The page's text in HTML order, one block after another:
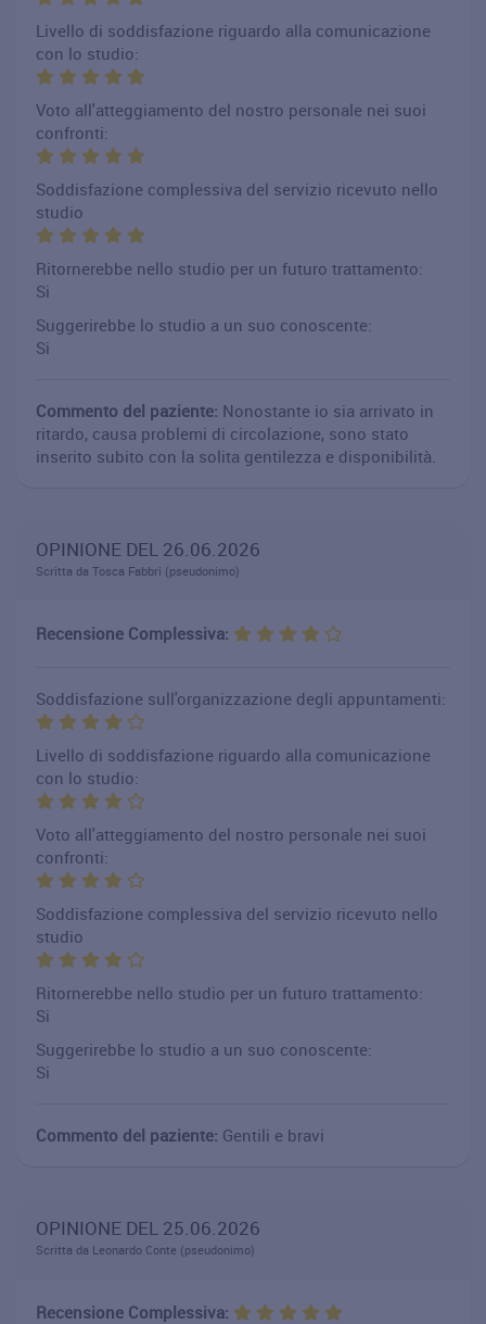
Livello di soddisfazione riguardo alla comunicazione
con lo studio:
Voto all'atteggiamento del nostro personale nei suoi
confronti:
Soddisfazione complessiva del servizio ricevuto nello
studio
Ritornerebbe nello studio per un futuro trattamento:
Si
Suggerirebbe lo studio a un suo conoscente:
Si
Commento del paziente: Nonostante io sia arrivato in
ritardo, causa problemi di circolazione, sono stato
inserito subito con la solita gentilezza e disponibilità.
OPINIONE DEL 26.06.2026
Scritta da Tosca Fabbri (pseudonimo)
Recensione Complessiva:
Soddisfazione sull'organizzazione degli appuntamenti:
Livello di soddisfazione riguardo alla comunicazione
con lo studio:
Voto all'atteggiamento del nostro personale nei suoi
confronti:
Soddisfazione complessiva del servizio ricevuto nello
studio
Ritornerebbe nello studio per un futuro trattamento:
Si
Suggerirebbe lo studio a un suo conoscente:
Si
Commento del paziente: Gentili e bravi
OPINIONE DEL 25.06.2026
Scritta da Leonardo Conte (pseudonimo)
Recensione Complessiva: